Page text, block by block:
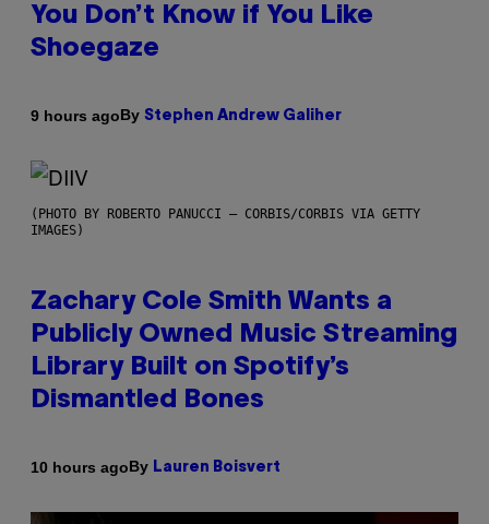
You Don’t Know if You Like
Shoegaze
9 hours agoBy Stephen Andrew Galiher
(PHOTO BY ROBERTO PANUCCI – CORBIS/CORBIS VIA GETTY
IMAGES)
Zachary Cole Smith Wants a
Publicly Owned Music Streaming
Library Built on Spotify’s
Dismantled Bones
10 hours agoBy Lauren Boisvert